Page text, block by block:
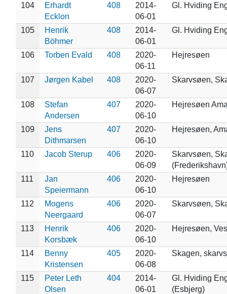
104
Erhardt
Ecklon
408
2014-
06-01
Gl. Hviding
105
Henrik
Böhmer
408
2014-
06-01
Gl. Hviding
106 Torben Evald 408
2020-
06-11
Hejresøen
107 Jørgen Kabel 408
2020-
06-07
Skarvsøen,
108
Stefan
Andersen
407
2020-
06-10
Hejresøen
109
Jens
Dithmarsen
407
2020-
06-10
Hejresøen,
110 Jacob Sterup 406
2020-
06-09
Skarvsøen,
111
Jan
Speiermann
406
2020-
06-10
Hejresøen
112
Mogens
Neergaard
406
2020-
06-07
Skarvsøen,
113
Henrik
Korsbæk
406
2020-
06-10
Hejresøen,
114
Benny
Kristensen
405
2020-
06-08
Skagen,
115
Peter Leth
Olsen
404
2014-
06-01
Gl. Hviding
(Esbjerg)